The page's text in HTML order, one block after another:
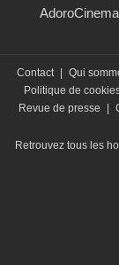
AdoroCinema
Contact Qui
Politique de
Revue de presse
Retrouvez tous les